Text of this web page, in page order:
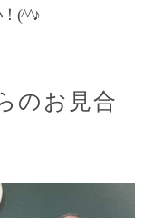
(^^♪
のお見合